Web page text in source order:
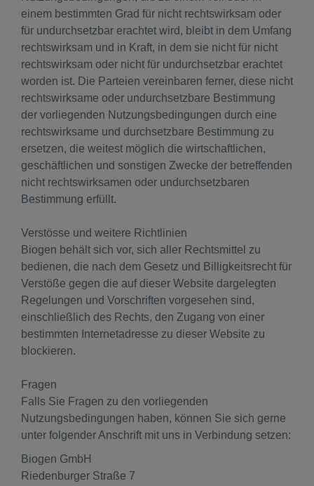
einem bestimmten Grad für nicht rechtswirksam oder
für undurchsetzbar erachtet wird, bleibt in dem Umfang
rechtswirksam und in Kraft, in dem sie nicht für nicht
rechtswirksam oder nicht für undurchsetzbar erachtet
worden ist. Die Parteien vereinbaren ferner, diese nicht
rechtswirksame oder undurchsetzbare Bestimmung
der vorliegenden Nutzungsbedingungen durch eine
rechtswirksame und durchsetzbare Bestimmung zu
ersetzen, die weitest möglich die wirtschaftlichen,
geschäftlichen und sonstigen Zwecke der betreffenden
nicht rechtswirksamen oder undurchsetzbaren
Bestimmung erfüllt.
Verstösse und weitere Richtlinien
Biogen behält sich vor, sich aller Rechtsmittel zu
bedienen, die nach dem Gesetz und Billigkeitsrecht für
Verstöße gegen die auf dieser Website dargelegten
Regelungen und Vorschriften vorgesehen sind,
einschließlich des Rechts, den Zugang von einer
bestimmten Internetadresse zu dieser Website zu
blockieren.
Fragen
Falls Sie Fragen zu den vorliegenden
Nutzungsbedingungen haben, können Sie sich gerne
unter folgender Anschrift mit uns in Verbindung setzen:
Biogen GmbH
Riedenburger Straße 7